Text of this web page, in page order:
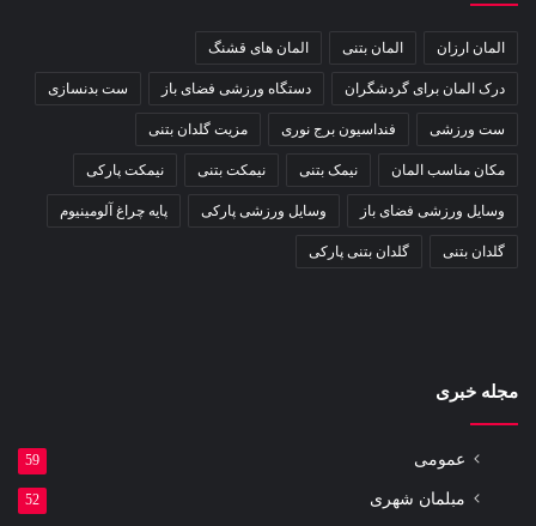
المان ارزان المان بتنی المان های قشنگ
درک المان برای گردشگران دستگاه ورزشی فضای باز ست بدنسازی
ست ورزشی فنداسیون برج نوری مزیت گلدان بتنی
مکان مناسب المان نیمک بتنی نیمکت بتنی نیمکت پارکی
وسایل ورزشی فضای باز وسایل ورزشی پارکی پایه چراغ آلومینیوم
گلدان بتنی گلدان بتنی پارکی
مجله خبری
عمومی 59
مبلمان شهری 52